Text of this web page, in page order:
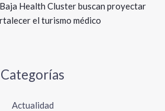
Health Cluster buscan proyectar
el turismo médico
Categorías
Actualidad